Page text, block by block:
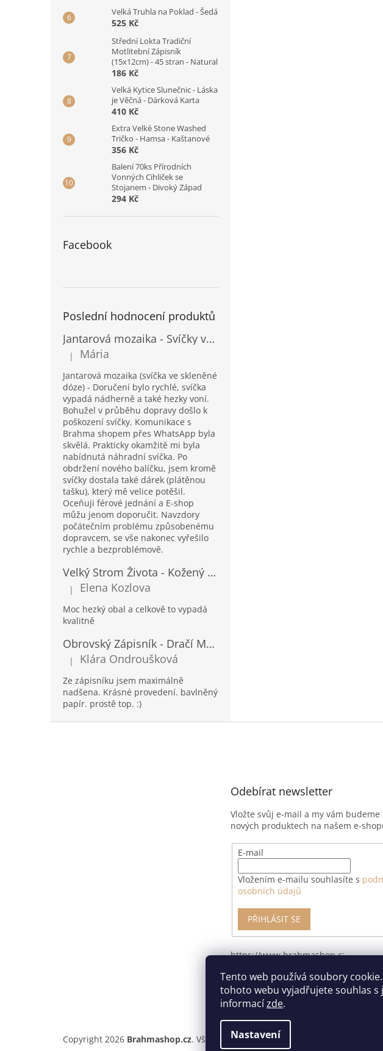
Tento web používá soubory
tohoto webu vyjadřujete souhlas s
informacízde.
Nastavení
Velká Truhla na Poklad - Šedá
525 Kč
Střední Lokta Tradiční
Motlitební Zápisník
(15x12cm) - 45 stran - Natural
186 Kč
Velká Kytice Slunečnic - Láska
je Věčná - Dárková Karta
410 Kč
Extra Velké Stone Washed
Tričko - Hamsa - Kaštanové
356 Kč
Balení 70ks Přírodních
Vonných Cihliček se
Stojanem - Divoký Západ
294 Kč
Facebook
Poslední hodnocení produktů
Jantarová mozaika - Svíčky ve skleněných dózách - Vysoké
Hodnocení produktu je 5 z 5 hvězdiček.
| Mária
Jantarová mozaika (svíčka ve skleněné
dóze) - Doručení bylo rychlé, svíčka
vypadá nádherně a také hezky voní.
Bohužel v průběhu dopravy došlo k
poškození svíčky. Komunikace s
Brahma shopem přes WhatsApp byla
skvělá. Prakticky okamžitě mi byla
nabídnutá náhradní svíčka. Po
obdržení nového balíčku, jsem kromě
svíčky dostala také dárek (plátěnou
tašku), který mě velice potěšil.
Oceňuji férové jednání a E-shop
můžu jenom doporučit. Navzdory
počátečním problému způsobenému
dopravcem, se vše nakonec vyřešilo
rychle a bezproblémově.
Velký Strom Života - Kožený Zápisník se Šňůrkou a Kamínkem - 20x16x2cm - 160 Stran
Hodnocení produktu je 5 z 5 hvězdiček.
| Elena Kozlova
Moc hezký obal a celkově to vypadá
kvalitně
Obrovský Zápisník - Dračí Mandala s Chakra Kameny - 100 Stran - 25x34cm
Hodnocení produktu je 5 z 5 hvězdiček.
| Klára Ondroušková
Ze zápisníku jsem maximálně
nadšena. Krásné provedení. bavlněný
papír. prostě top. :)
Odebírat newsletter
Vložte svůj e-mail a my vám
nových produktech na našem e-
E-mail
Vložením e-mailu souhlasíte s
osobních údajů
PŘIHLÁSIT SE
https://www.brahmashop.cz/
smlouvy/
Copyright 2026 Brahmashop.cz. Všechna práva vyhrazena.